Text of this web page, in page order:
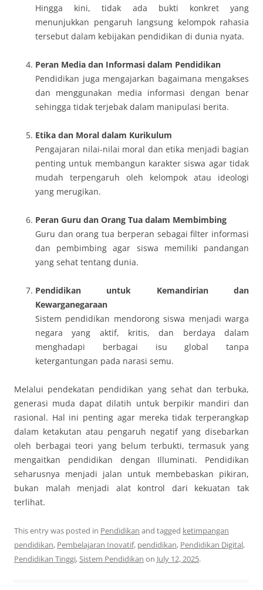
Hingga kini, tidak ada bukti konkret yang
menunjukkan pengaruh langsung kelompok rahasia
tersebut dalam kebijakan pendidikan di dunia nyata.
Peran Media dan Informasi dalam Pendidikan
Pendidikan juga mengajarkan bagaimana mengakses
dan menggunakan media informasi dengan benar
sehingga tidak terjebak dalam manipulasi berita.
Etika dan Moral dalam Kurikulum
Pengajaran nilai-nilai moral dan etika menjadi bagian
penting untuk membangun karakter siswa agar tidak
mudah terpengaruh oleh kelompok atau ideologi
yang merugikan.
Peran Guru dan Orang Tua dalam Membimbing
Guru dan orang tua berperan sebagai filter informasi
dan pembimbing agar siswa memiliki pandangan
yang sehat tentang dunia.
Pendidikan untuk Kemandirian dan
Kewarganegaraan
Sistem pendidikan mendorong siswa menjadi warga
negara yang aktif, kritis, dan berdaya dalam
menghadapi berbagai isu global tanpa
ketergantungan pada narasi semu.
Melalui pendekatan pendidikan yang sehat dan terbuka,
generasi muda dapat dilatih untuk berpikir mandiri dan
rasional. Hal ini penting agar mereka tidak terperangkap
dalam ketakutan atau pengaruh negatif yang disebarkan
oleh berbagai teori yang belum terbukti, termasuk yang
mengaitkan pendidikan dengan Illuminati. Pendidikan
seharusnya menjadi jalan untuk membebaskan pikiran,
bukan malah menjadi alat kontrol dari kekuatan tak
terlihat.
This entry was posted in Pendidikan and tagged ketimpangan
pendidikan, Pembelajaran Inovatif, pendidikan, Pendidikan Digital,
Pendidikan Tinggi,Sistem Pendidikan on July 12, 2025.